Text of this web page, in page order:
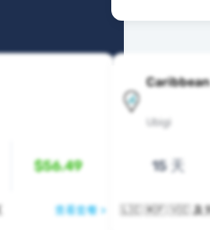
$56.49
查看套餐 >
Ubigi
15 天
🇱🇨